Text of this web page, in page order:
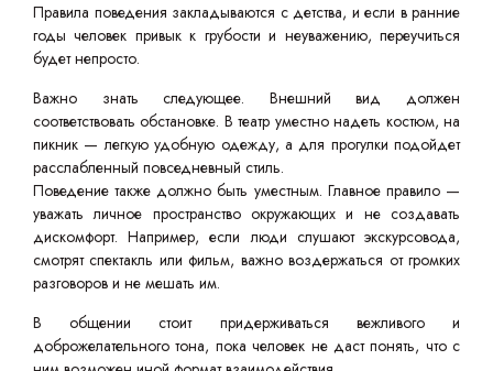
Правила поведения закладываются с детства, и если в ранние
годы человек привык к грубости и неуважению, переучиться
будет непросто.
Важно знать следующее. Внешний вид должен
соответствовать обстановке. В театр уместно надеть костюм, на
пикник — легкую удобную одежду, а для прогулки подойдет
расслабленный повседневный стиль.
Поведение также должно быть уместным. Главное правило —
уважать личное пространство окружающих и не создавать
дискомфорт. Например, если люди слушают экскурсовода,
смотрят спектакль или фильм, важно воздержаться от громких
разговоров и не мешать им.
В общении стоит придерживаться вежливого и
доброжелательного тона, пока человек не даст понять, что с